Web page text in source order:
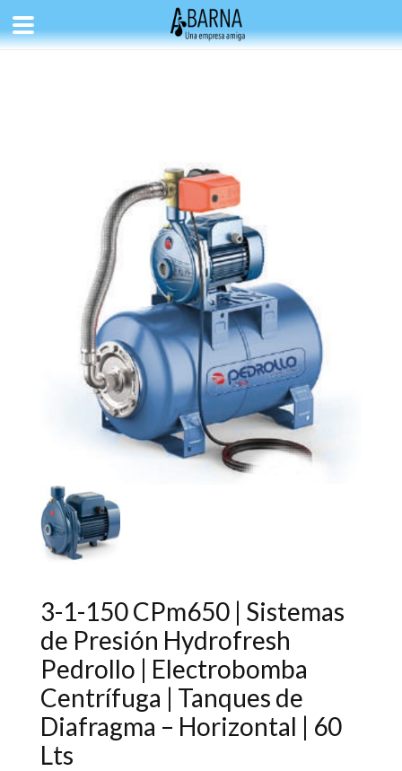
3-1-150 CPm650 | Sistemas
de Presión Hydrofresh
Pedrollo | Electrobomba
Centrífuga | Tanques de
Diafragma – Horizontal | 60
Lts